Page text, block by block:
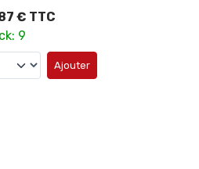
€ TTC
9
Ajouter